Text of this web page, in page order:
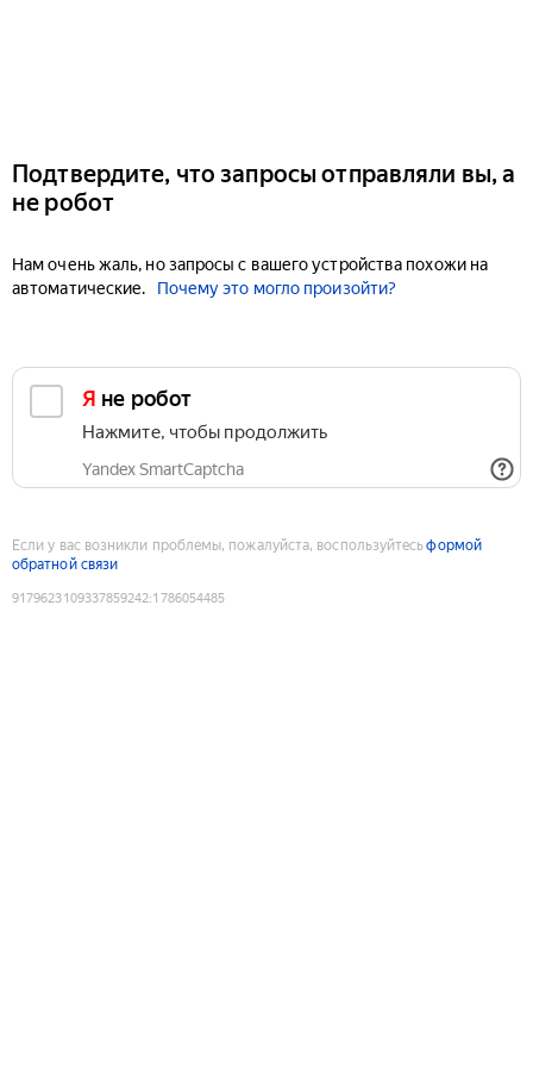
Подтвердите, что запросы отправляли вы, а
не робот
Нам очень жаль, но запросы с вашего устройства похожи на
автоматические.
Почему это могло произойти?
Я не робот
Нажмите, чтобы продолжить
Yandex SmartCaptcha
Если у вас возникли проблемы, пожалуйста, воспользуйтесьформой
обратной связи
9179623109337859242:1786054485